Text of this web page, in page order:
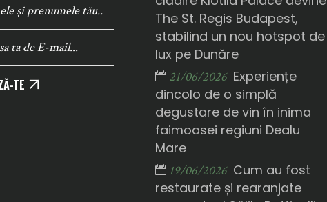
TE
The St. Regis Budapest,
stabilind un nou hotspot de
lux pe Dunăre
21/06/2026 Experiențe
dincolo de o simplă
degustare de vin în inima
faimoasei regiuni Dealu
Mare
19/06/2026 Cum au fost
restaurate și rearanjate